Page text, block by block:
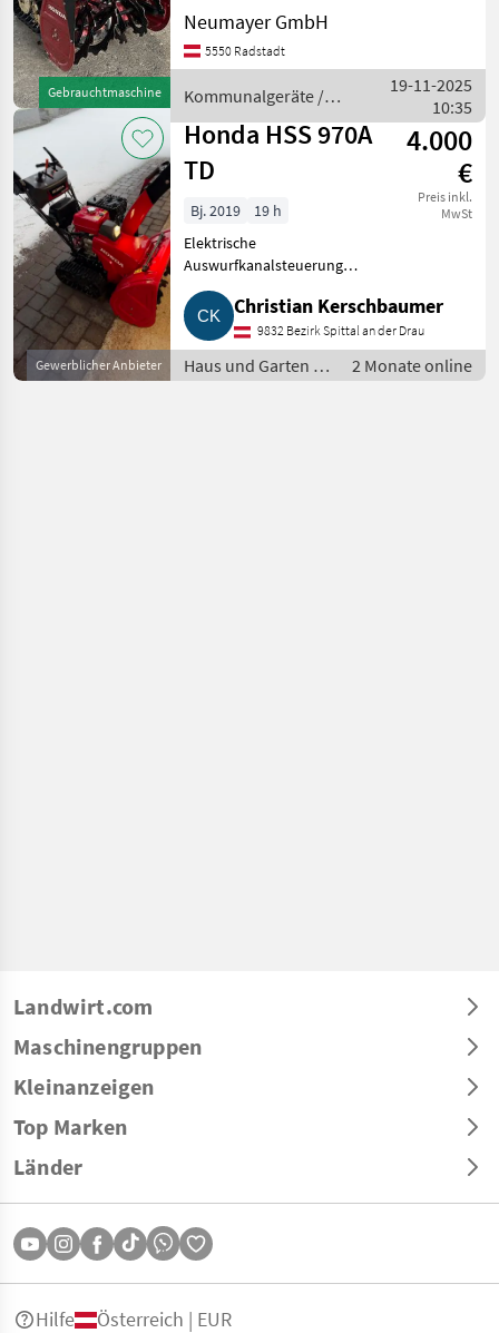
Gebrauchtmaschine
Hydrostatischer
Fahrantrieb Elektrostart
Elektrische
Betriebsstunden Bj.2011
Kommunalgeräte Schneefr
Neumayer GmbH
5550 Radstadt
Kommunalgeräte /
Honda
19-11-2025
10:35
Gewerblicher Anbieter
Honda HSS 970A
TD
4.000
€
Preis inkl.
MwSt
Bj. 2019
19 h
Elektrische
Auswurfkanalsteuerung
Verkaufe Honda HSS 970A
Schneefräse. Neuwertiger
Zustand. Neupreis: € 6.200, -. Bj.:
2019, 19 Bstd. El.
Auswurfsteuerung, Elektrosta
Christian Kerschbaumer
9832 Bezirk Spittal an der Drau
Haus und Garten /
Schneefräsen
2 Monate online
Landwirt.com
Maschinengruppen
Kleinanzeigen
Top Marken
Länder
Hilfe Österreich | EUR